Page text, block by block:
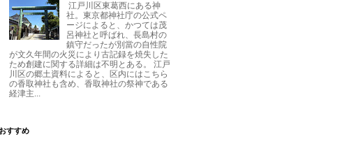
江戸川区東葛西にある神
社。東京都神社庁の公式ペ
ージによると、かつては茂
呂神社と呼ばれ、長島村の
鎮守だったが別當の自性院
が文久年間の火災により古記録を焼失した
ため創建に関する詳細は不明とある。 江戸
川区の郷土資料によると、区内にはこちら
の香取神社も含め、香取神社の祭神である
経津主...
おすすめ